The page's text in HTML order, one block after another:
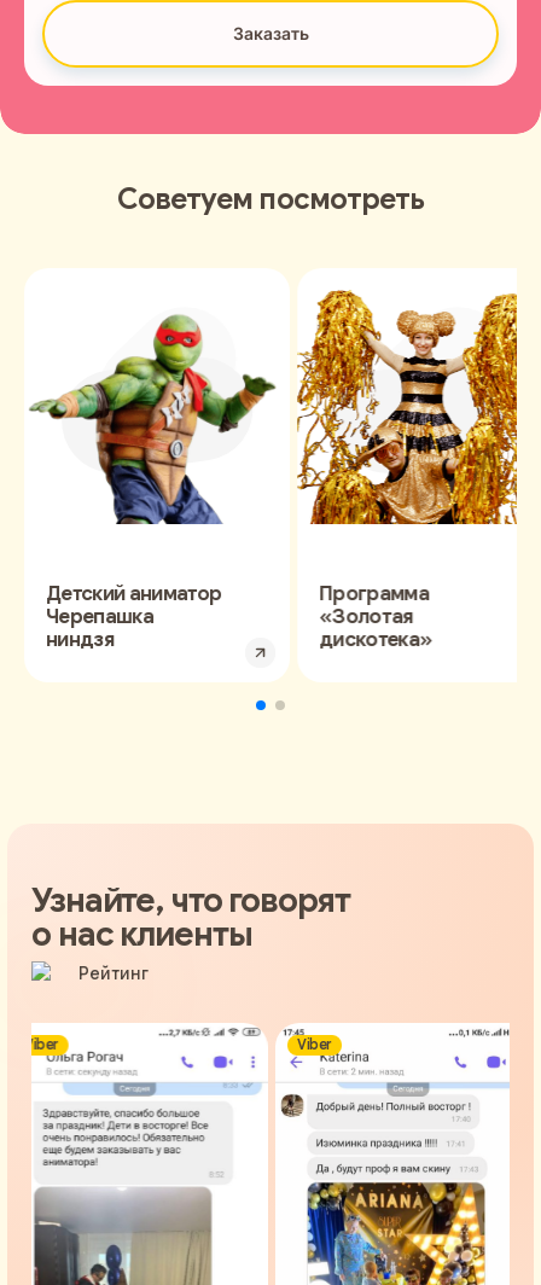
Заказать
Советуем посмотреть
Детский аниматор
Черепашка
ниндзя
Программа
«Золотая
дискотека»
Узнайте, что говорят
о нас клиенты
Viber Viber